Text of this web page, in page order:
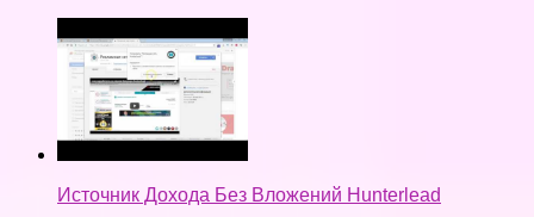
Источник Дохода Без Вложений Hunterlead